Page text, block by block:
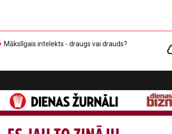
Mākslīgais intelekts - draugs vai drauds?